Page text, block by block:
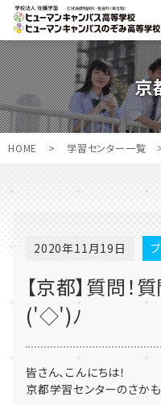
京
HOME > 学習センター一覧
2020年11月19日
【京都】質問！
('◇')ﾉ
皆さん、こんにちは！
京都学習センターのさか